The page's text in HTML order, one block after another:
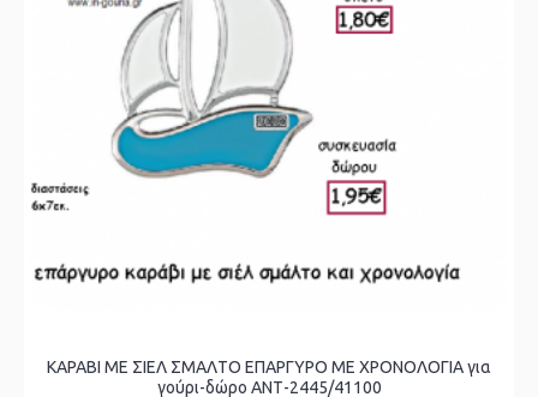
ΚΑΡΑΒΙ ΜΕ ΣΙΕΛ ΣΜΑΛΤΟ ΕΠΑΡΓΥΡΟ ΜΕ ΧΡΟΝΟΛΟΓΙΑ για
γούρι-δώρο ΑΝΤ-2445/41100